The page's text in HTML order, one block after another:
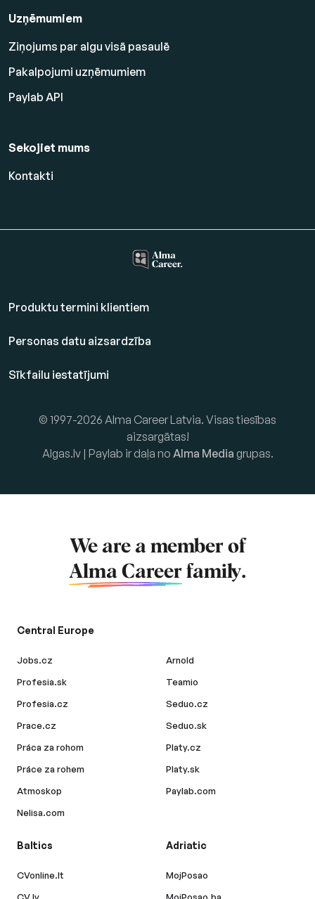
Uzņēmumiem
Ziņojums par algu visā pasaulē
Pakalpojumi uzņēmumiem
Paylab API
Sekojiet mums
Kontakti
Produktu termini klientiem
Personas datu aizsardzība
Sīkfailu iestatījumi
© 1997-2026 Alma Career Latvia. Visas tiesības
aizsargātas!
Algas.lv | Paylab ir daļa no Alma Media grupas.
We are a member of
Alma Career family.
Central Europe
Jobs.cz
Profesia.sk
Profesia.cz
Prace.cz
Práca za rohom
Práce za rohem
Atmoskop
Nelisa.com
Arnold
Teamio
Seduo.cz
Seduo.sk
Platy.cz
Platy.sk
Paylab.com
Baltics
CVonline.lt
Adriatic
MojPosao